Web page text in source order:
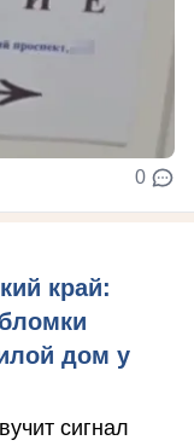
0
край:
дом у
сигнал